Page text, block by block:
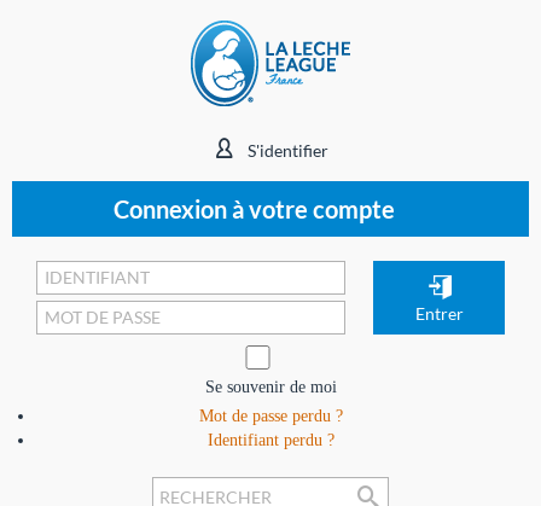
S'identifier
Connexion à votre compte
Se souvenir de moi
Mot de passe perdu ?
Identifiant perdu ?